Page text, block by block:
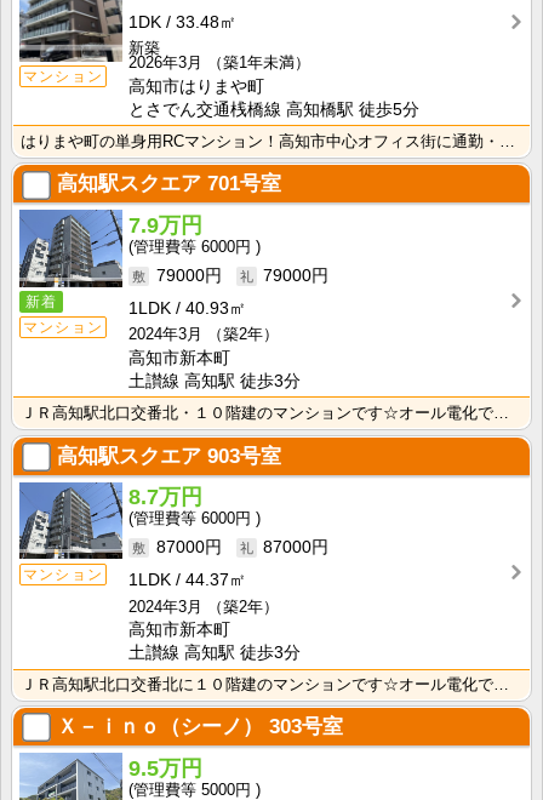
マンション
1DK
33.48㎡
新築
2026年3月
（築1年未満）
高知市はりまや町
とさでん交通桟橋線 高知橋駅 徒歩5分
高知駅スクエア 701号室
新着
マンション
7.9万円
6000円
79000円
79000円
1LDK
40.93㎡
2024年3月
（築2年）
高知市新本町
土讃線 高知駅 徒歩3分
高知駅スクエア 903号室
マンション
8.7万円
6000円
87000円
87000円
1LDK
44.37㎡
2024年3月
（築2年）
高知市新本町
土讃線 高知駅 徒歩3分
Ｘ－ｉｎｏ（シーノ） 303号室
9.5万円
5000円